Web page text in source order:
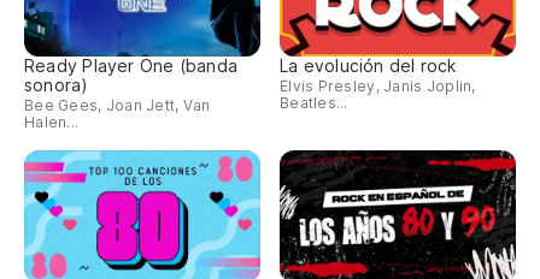
Ready Player One (banda
sonora)
Bee Gees, Joan Jett, Van
Halen...
La evolución del rock
Elvis Presley, Janis Joplin,
Beatles...